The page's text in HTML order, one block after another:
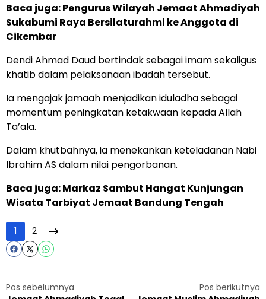
Baca juga:Pengurus Wilayah Jemaat Ahmadiyah
Sukabumi Raya Bersilaturahmi ke Anggota di
Cikembar
Dendi Ahmad Daud bertindak sebagai imam sekaligus
khatib dalam pelaksanaan ibadah tersebut.
Ia mengajak jamaah menjadikan iduladha sebagai
momentum peningkatan ketakwaan kepada Allah
Ta’ala.
Dalam khutbahnya, ia menekankan keteladanan Nabi
Ibrahim AS dalam nilai pengorbanan.
Baca juga:Markaz Sambut Hangat Kunjungan
Wisata Tarbiyat Jemaat Bandung Tengah
1 2
Pos sebelumnya
Pos berikutnya